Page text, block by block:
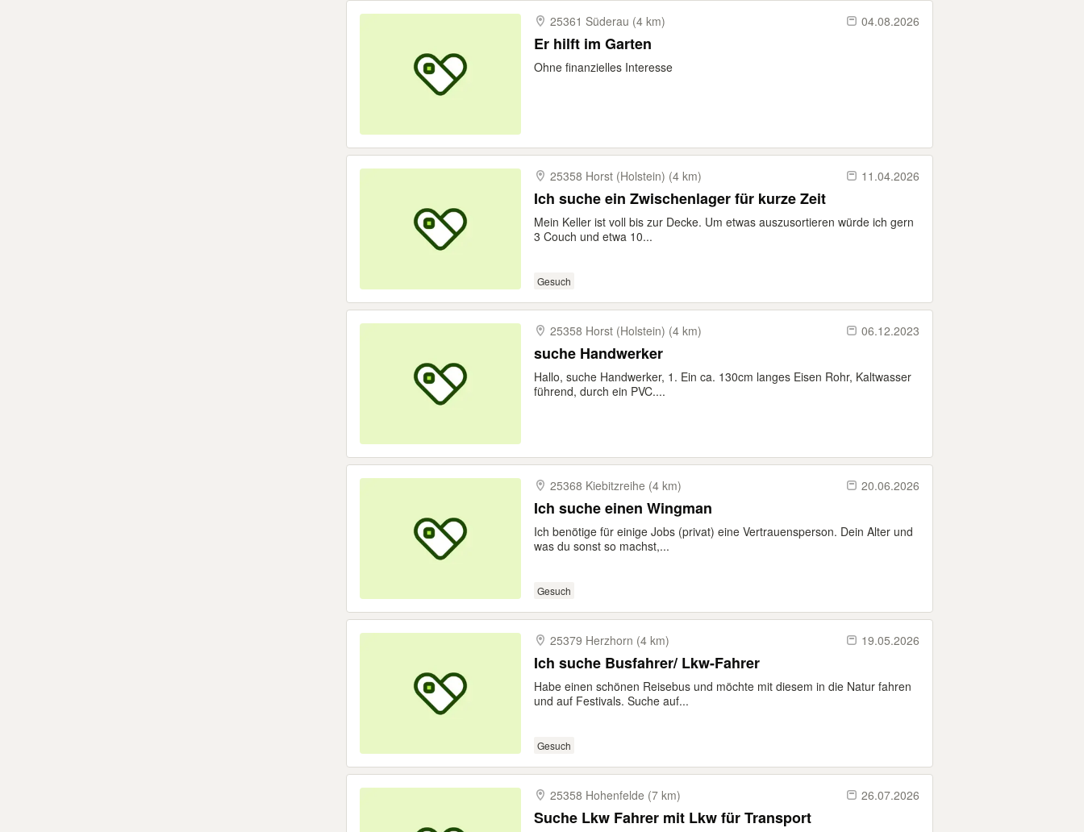
25361 Süderau (4 km) 04.08.2026
Er hilft im Garten
Ohne finanzielles Interesse
25358 Horst (Holstein) (4 km) 11.04.2026
Ich suche ein Zwischenlager für kurze Zeit
Mein Keller ist voll bis zur Decke. Um etwas auszusortieren würde ich gern
3 Couch und etwa 10...
Gesuch
25358 Horst (Holstein) (4 km) 06.12.2023
suche Handwerker
Hallo, suche Handwerker, 1. Ein ca. 130cm langes Eisen Rohr, Kaltwasser
führend, durch ein PVC....
25368 Kiebitzreihe (4 km) 20.06.2026
Ich suche einen Wingman
Ich benötige für einige Jobs (privat) eine Vertrauensperson. Dein Alter und
was du sonst so machst,...
Gesuch
25379 Herzhorn (4 km) 19.05.2026
Ich suche Busfahrer/ Lkw-Fahrer
Habe einen schönen Reisebus und möchte mit diesem in die Natur fahren
und auf Festivals. Suche auf...
Gesuch
25358 Hohenfelde (7 km) 26.07.2026
Suche Lkw Fahrer mit Lkw für Transport